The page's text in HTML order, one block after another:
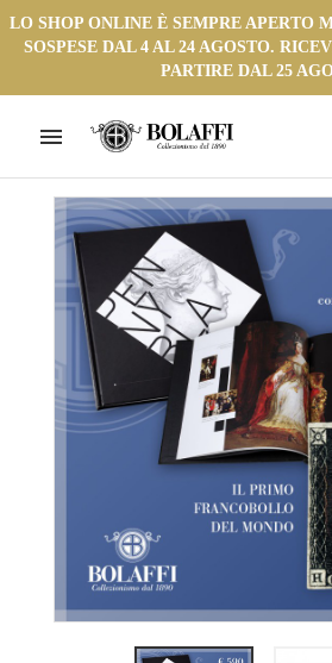
LO SHOP ONLINE È SEMPRE APERTO
SOSPESE DAL 4 AL 24 AGOSTO.
PARTIRE DAL 25
